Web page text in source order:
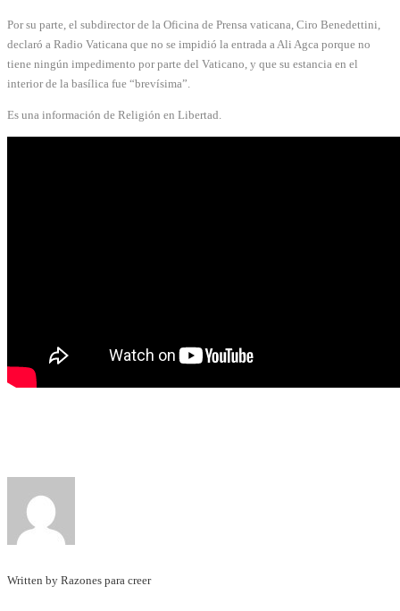
Por su parte, el subdirector de la Oficina de Prensa vaticana, Ciro Benedettini,
declaró a Radio Vaticana que no se impidió la entrada a Ali Agca porque no
tiene ningún impedimento por parte del Vaticano, y que su estancia en el
interior de la basílica fue “brevísima”.
Es una información de Religión en Libertad.
Written by Razones para creer